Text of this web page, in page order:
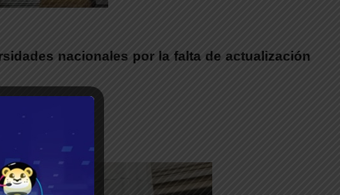
nacionales por la falta de actualización